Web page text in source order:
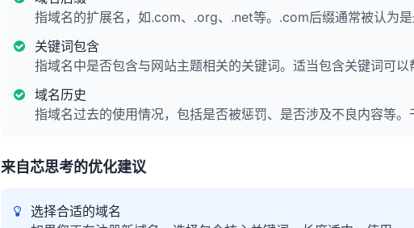
指域名的扩展名，如.com、.org、.net等。.com后缀通常被认为
关键词包含
指域名中是否包含与网站主题相关的关键词。适当包含关键词可
域名历史
指域名过去的使用情况，包括是否被惩罚、是否涉及不良内容等
来自芯思考的优化建议
选择合适的域名